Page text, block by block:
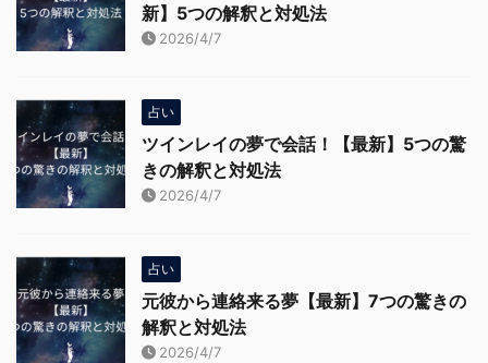
新】5つの解釈と対処法
2026/4/7
占い
ツインレイの夢で会話！【最新】5つの驚
きの解釈と対処法
2026/4/7
占い
元彼から連絡来る夢【最新】7つの驚きの
解釈と対処法
2026/4/7